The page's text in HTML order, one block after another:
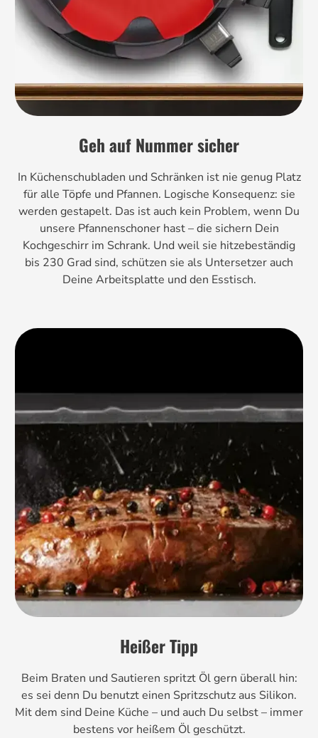
Geh auf Nummer sicher
In Küchenschubladen und Schränken ist nie genug Platz
für alle Töpfe und Pfannen. Logische Konsequenz: sie
werden gestapelt. Das ist auch kein Problem, wenn Du
unsere Pfannenschoner hast – die sichern Dein
Kochgeschirr im Schrank. Und weil sie hitzebeständig
bis 230 Grad sind, schützen sie als Untersetzer auch
Deine Arbeitsplatte und den Esstisch.
Heißer Tipp
Beim Braten und Sautieren spritzt Öl gern überall hin:
es sei denn Du benutzt einen Spritzschutz aus Silikon.
Mit dem sind Deine Küche – und auch Du selbst – immer
bestens vor heißem Öl geschützt.